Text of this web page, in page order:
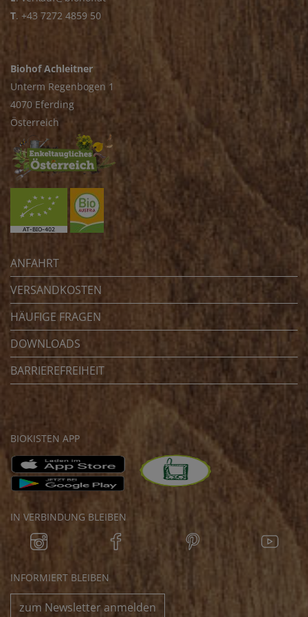
T. +43 7272 4859 50
Biohof Achleitner
Unterm Regenbogen 1
4070 Eferding
Österreich
ANFAHRT
VERSANDKOSTEN
HÄUFIGE FRAGEN
DOWNLOADS
BARRIEREFREIHEIT
BIOKISTEN APP
IN VERBINDUNG BLEIBEN
INFORMIERT BLEIBEN
zum Newsletter anmelden